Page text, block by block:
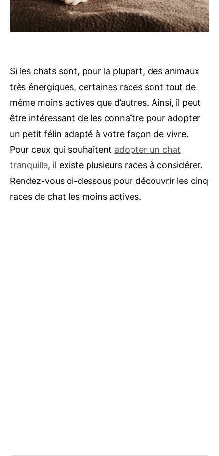
Si les chats sont, pour la plupart, des animaux
très énergiques, certaines races sont tout de
même moins actives que d’autres. Ainsi, il peut
être intéressant de les connaître pour adopter
un petit félin adapté à votre façon de vivre.
Pour ceux qui souhaitent adopter un chat
tranquille, il existe plusieurs races à considérer.
Rendez-vous ci-dessous pour découvrir les cinq
races de chat les moins actives.